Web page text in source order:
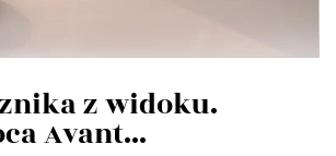
z widoku.
Avant...